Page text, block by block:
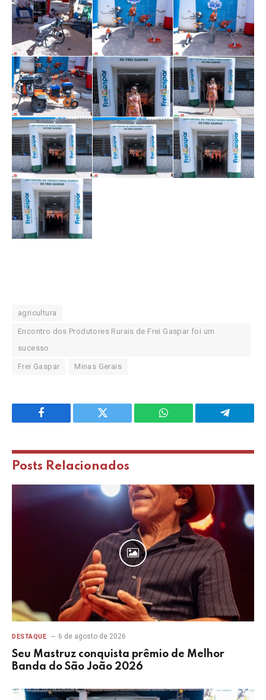
agricultura
Encontro dos Produtores Rurais de Frei Gaspar foi um
sucesso
Frei Gaspar Minas Gerais
Facebook Twitter WhatsApp Telegram
Posts Relacionados
DESTAQUE 6 de agosto de 2026
Seu Mastruz conquista prêmio de Melhor
Banda do São João 2026